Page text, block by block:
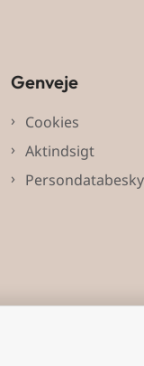
Genveje
Cookies
Aktindsigt